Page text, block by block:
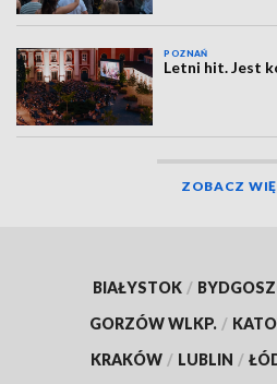
POZNAŃ
Letni hit. Jest
ZOBACZ
BIAŁYSTOK /
GORZÓW WLKP. /
KRAKÓW / LUBLIN /